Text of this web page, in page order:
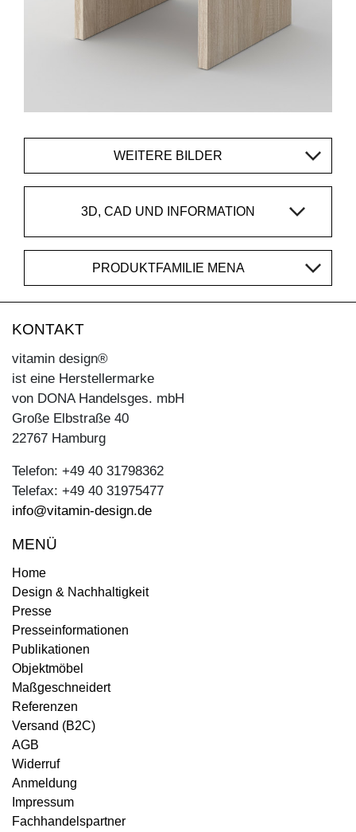
WEITERE BILDER
3D, CAD UND INFORMATION
PRODUKTFAMILIE MENA
KONTAKT
vitamin design®
ist eine Herstellermarke
von DONA Handelsges. mbH
Große Elbstraße 40
22767 Hamburg
Telefon: +49 40 31798362
Telefax: +49 40 31975477
info@vitamin-design.de
MENÜ
Home
Design & Nachhaltigkeit
Presse
Presseinformationen
Publikationen
Objektmöbel
Maßgeschneidert
Referenzen
Versand (B2C)
AGB
Widerruf
Anmeldung
Impressum
Fachhandelspartner